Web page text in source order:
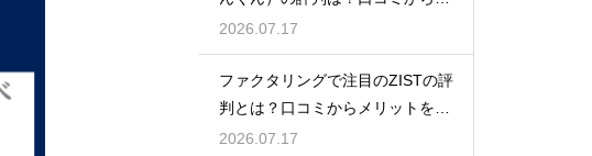
態を徹底解説
2026.07.17
ファクタリングで注目のZISTの評
判とは？口コミからメリットを徹
底解説
2026.07.17